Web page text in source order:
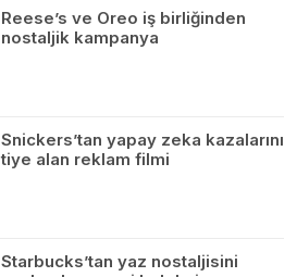
Reese’s ve Oreo iş birliğinden
nostaljik kampanya
Snickers’tan yapay zeka kazalarını
tiye alan reklam filmi
Starbucks’tan yaz nostaljisini